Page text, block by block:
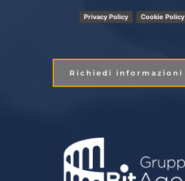
Privacy Policy Cookie Policy
Richiedi informazioni